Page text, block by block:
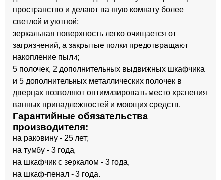
пространство и делают ванную комнату более
светлой и уютной;
зеркальная поверхность легко очищается от
загрязнений, а закрытые полки предотвращают
накопление пыли;
5 полочек, 2 дополнительных выдвижных шкафчика
и 5 дополнительных металлических полочек в
дверцах позволяют оптимизировать место хранения
ванных принадлежностей и моющих средств.
Гарантийные обязательства
производителя:
на раковину - 25 лет;
на тумбу - 3 года,
на шкафчик с зеркалом - 3 года,
на шкаф-пенал - 3 года.